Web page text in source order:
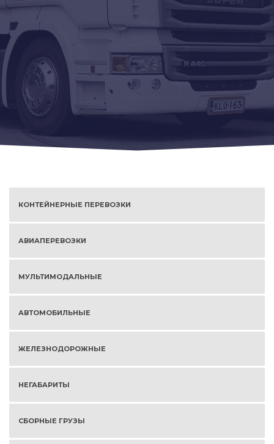
КОНТЕЙНЕРНЫЕ ПЕРЕВОЗКИ
АВИАПЕРЕВОЗКИ
МУЛЬТИМОДАЛЬНЫЕ
АВТОМОБИЛЬНЫЕ
ЖЕЛЕЗНОДОРОЖНЫЕ
НЕГАБАРИТЫ
СБОРНЫЕ ГРУЗЫ